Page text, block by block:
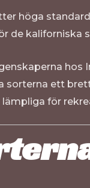
höga
de kaliforniska
hos
sorterna ett
för